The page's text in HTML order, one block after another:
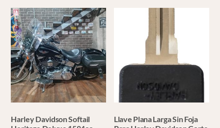
Harley Davidson Softail
Llave Plana Larga Sin Foja